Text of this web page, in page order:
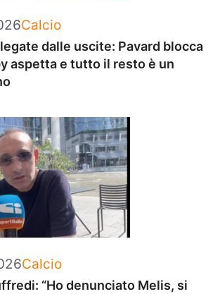
Categorie
Calcio
dalle uscite: Pavard blocca
aspetta e tutto il resto è un
Categorie
Calcio
“Ho denunciato Melis, si